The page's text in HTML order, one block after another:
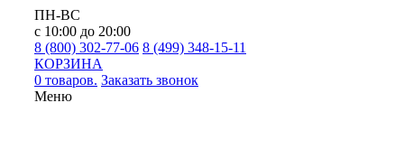
ПН-ВС
с 10:00 до 20:00
8 (800) 302-77-06 8 (499) 348-15-11
КОРЗИНА
0 товаров. Заказать звонок
Меню